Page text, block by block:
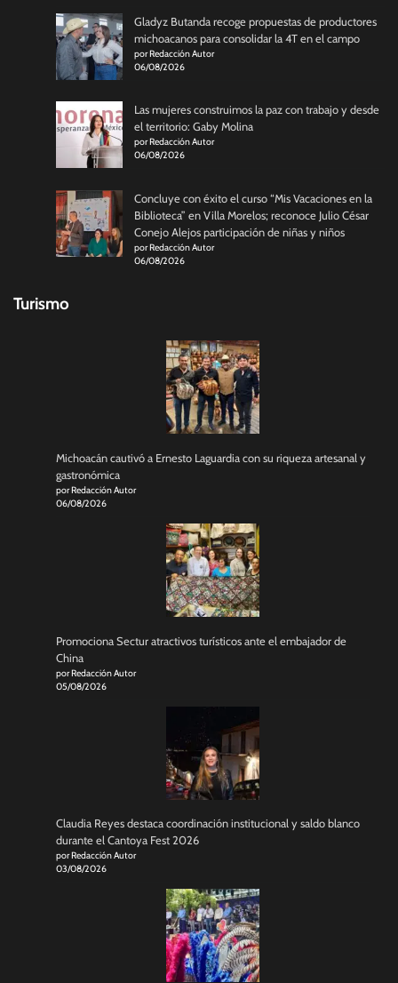
Gladyz Butanda recoge propuestas de productores
michoacanos para consolidar la 4T en el campo
por Redacción Autor
06/08/2026
Las mujeres construimos la paz con trabajo y desde
el territorio: Gaby Molina
por Redacción Autor
06/08/2026
Concluye con éxito el curso “Mis Vacaciones en la
Biblioteca” en Villa Morelos; reconoce Julio César
Conejo Alejos participación de niñas y niños
por Redacción Autor
06/08/2026
Turismo
Michoacán cautivó a Ernesto Laguardia con su riqueza artesanal y
gastronómica
por Redacción Autor
06/08/2026
Promociona Sectur atractivos turísticos ante el embajador de
China
por Redacción Autor
05/08/2026
Claudia Reyes destaca coordinación institucional y saldo blanco
durante el Cantoya Fest 2026
por Redacción Autor
03/08/2026